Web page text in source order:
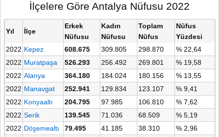
İlçelere Göre Antalya Nüfusu 2022
Yıl İlçe
Erkek
Nüfusu
Kadın
Nüfusu
Toplam
Nüfus
Nüfus
Yüzdesi
2022 Kepez 608.675 309.805 298.870
% 22,64
2022 Muratpaşa 526.293 256.492 269.801
% 19,58
2022 Alanya 364.180 184.024 180.156
% 13,55
2022 Manavgat 252.941 129.834 123.107
% 9,41
2022 Konyaaltı 204.795 97.985 106.810
% 7,62
2022 Serik 139.545 71.036 68.509
% 5,19
2022 Döşemealtı 79.495 41.185 38.310
% 2,96